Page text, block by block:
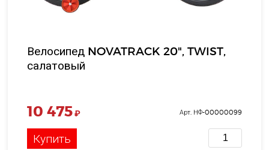
Велосипед NOVATRACK 20", TWIST,
салатовый
10 475₽ Арт. НФ-00000099
Купить